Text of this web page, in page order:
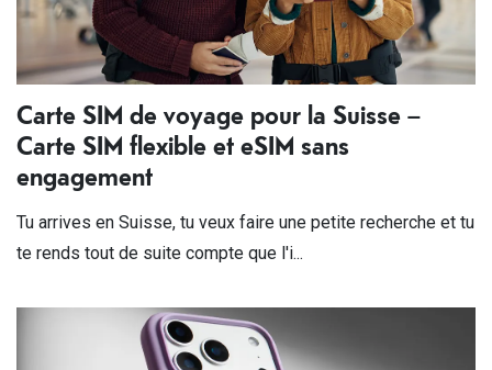
Carte SIM de voyage pour la Suisse –
Carte SIM flexible et eSIM sans
engagement
Tu arrives en Suisse, tu veux faire une petite recherche et tu
te rends tout de suite compte que l'i...